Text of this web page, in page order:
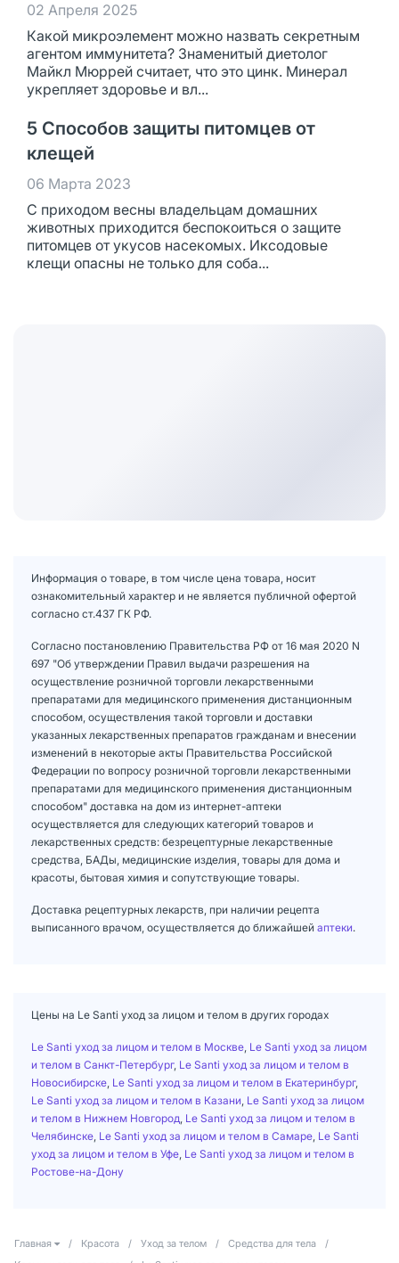
02 Апреля 2025
Какой микроэлемент можно назвать секретным
агентом иммунитета? Знаменитый диетолог
Майкл Мюррей считает, что это цинк. Минерал
укрепляет здоровье и вл...
5 Способов защиты питомцев от
клещей
06 Марта 2023
С приходом весны владельцам домашних
животных приходится беспокоиться о защите
питомцев от укусов насекомых. Иксодовые
клещи опасны не только для соба...
Информация о товаре, в том числе цена товара, носит
ознакомительный характер и не является публичной офертой
согласно ст.437 ГК РФ.
Согласно постановлению Правительства РФ от 16 мая 2020 N
697 "Об утверждении Правил выдачи разрешения на
осуществление розничной торговли лекарственными
препаратами для медицинского применения дистанционным
способом, осуществления такой торговли и доставки
указанных лекарственных препаратов гражданам и внесении
изменений в некоторые акты Правительства Российской
Федерации по вопросу розничной торговли лекарственными
препаратами для медицинского применения дистанционным
способом" доставка на дом из интернет-аптеки
осуществляется для следующих категорий товаров и
лекарственных средств: безрецептурные лекарственные
средства, БАДы, медицинские изделия, товары для дома и
красоты, бытовая химия и сопутствующие товары.
Доставка рецептурных лекарств, при наличии рецепта
выписанного врачом, осуществляется до ближайшей аптеки.
Цены на Le Santi уход за лицом и телом в других городах
Le Santi уход за лицом и телом в Москве Le Santi уход за лицом
и телом в Санкт-Петербург, Le Santi уход за лицом и телом в
Новосибирске Le Santi уход за лицом и телом в Екатеринбург,
Le Santi уход за лицом и телом в Казани Le Santi уход за лицом
и телом в Нижнем Новгород Le Santi уход за лицом и телом в
Челябинске Le Santi уход за лицом и телом в Самаре Le Santi
уход за лицом и телом в Уфе Le Santi уход за лицом и телом в
Ростове-на-Дону
Главная / Красота / Уход за телом / Средства для тела
/